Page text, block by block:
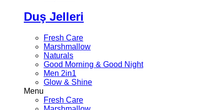
Duş Jelleri
Fresh Care
Marshmallow
Naturals
Good Morning & Good Night
Men 2in1
Glow & Shine
Menu
Fresh Care